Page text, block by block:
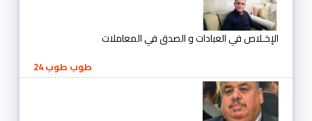
الإخـلاص في العبادات و الصدق في المعاملات
طوب طوب 24